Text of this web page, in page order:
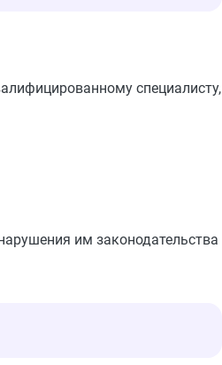
специалисту,
им законодательства